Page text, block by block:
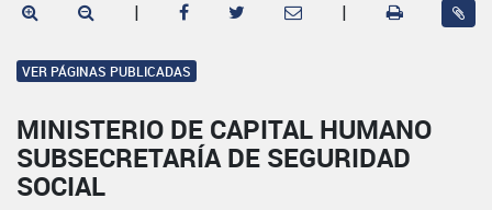
| |
VER PÁGINAS PUBLICADAS
MINISTERIO DE CAPITAL HUMANO
SUBSECRETARÍA DE SEGURIDAD
SOCIAL